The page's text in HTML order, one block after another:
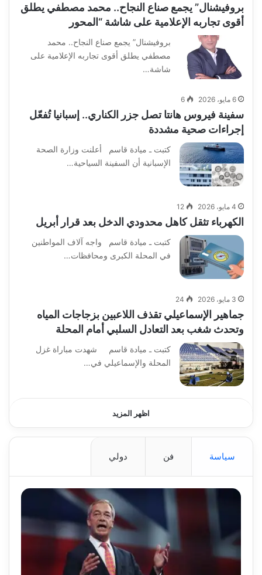
بروفيشنال” يجمع صناع النجاح.. محمد مصطفي يطلق
أقوى تجاربه الإعلامية على شاشة “المحور
بروفيشنال” يجمع صناع النجاح.. محمد
مصطفي يطلق أقوى تجاربه الإعلامية على
شاشة…
6 مايو، 2026 6
سفينة فيروس هانتا تصل جزر الكناري.. إسبانيا تُفعّل
إجراءات صحية مشددة
كتبت ـ ميادة قاسم أعلنت وزارة الصحة
الإسبانية أن السفينة السياحية…
4 مايو، 2026 12
الكهرباء تثقل كاهل محدودي الدخل بعد قرار أبريل
كتبت ـ ميادة قاسم واجه آلاف المواطنين
في المحلة الكبرى ومحافظات…
3 مايو، 2026 24
جماهير الإسماعيلي تقذف اللاعبين بزجاجات المياه
وتحدث شغب بعد التعادل السلبي أمام المحلة
كتبت ـ ميادة قاسم شهدت مباراة غزل
المحلة والإسماعيلي في…
اظهر المزيد
سياسة فن دولي